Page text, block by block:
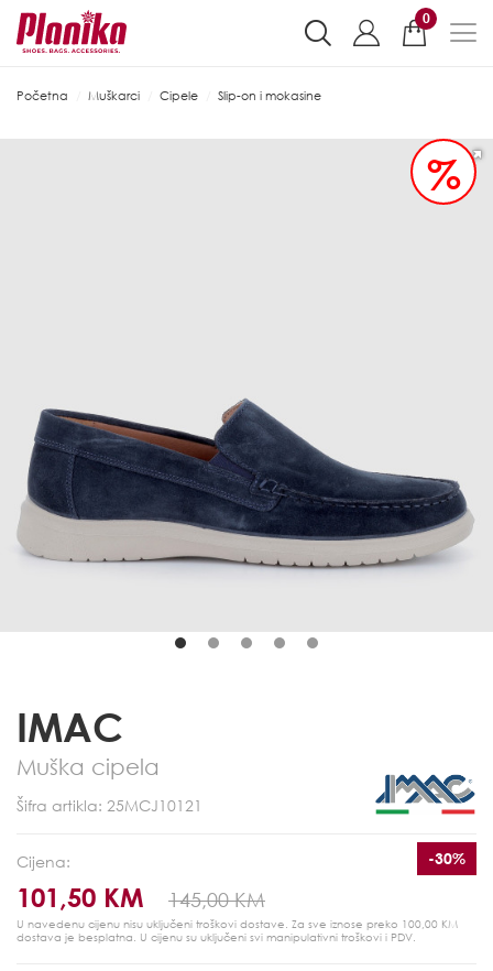
0
Početna Muškarci Cipele Slip-on i mokasine
%
IMAC
Muška cipela
Šifra artikla: 25MCJ10121
Cijena:
101,50 KM 145,00 KM
-30%
U navedenu cijenu nisu uključeni troškovi dostave. Za sve iznose preko 100,00 KM
dostava je besplatna. U cijenu su uključeni svi manipulativni troškovi i PDV.